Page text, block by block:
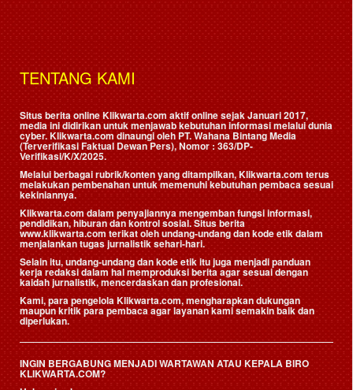
TENTANG KAMI
Situs berita online Klikwarta.com aktif online sejak Januari 2017,
media ini didirikan untuk menjawab kebutuhan informasi melalui dunia
cyber. Klikwarta.com dinaungi oleh PT. Wahana Bintang Media
(Terverifikasi Faktual Dewan Pers), Nomor : 363/DP-
Verifikasi/K/X/2025.
Melalui berbagai rubrik/konten yang ditampilkan, Klikwarta.com terus
melakukan pembenahan untuk memenuhi kebutuhan pembaca sesuai
kekiniannya.
Klikwarta.com dalam penyajiannya mengemban fungsi informasi,
pendidikan, hiburan dan kontrol sosial. Situs berita
www.klikwarta.com terikat oleh undang-undang dan kode etik dalam
menjalankan tugas jurnalistik sehari-hari.
Selain itu, undang-undang dan kode etik itu juga menjadi panduan
kerja redaksi dalam hal memproduksi berita agar sesuai dengan
kaidah jurnalistik, mencerdaskan dan profesional.
Kami, para pengelola Klikwarta.com, mengharapkan dukungan
maupun kritik para pembaca agar layanan kami semakin baik dan
diperlukan.
INGIN BERGABUNG MENJADI WARTAWAN ATAU KEPALA BIRO
KLIKWARTA.COM?